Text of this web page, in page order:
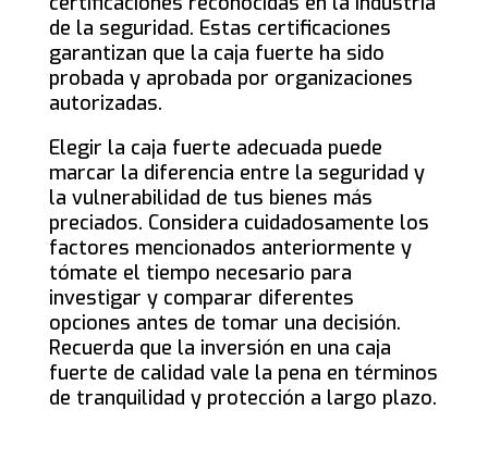
de la seguridad. Estas certificaciones
garantizan que la caja fuerte ha sido
probada y aprobada por organizaciones
autorizadas.
Elegir la caja fuerte adecuada puede
marcar la diferencia entre la seguridad y
la vulnerabilidad de tus bienes más
preciados. Considera cuidadosamente los
factores mencionados anteriormente y
tómate el tiempo necesario para
investigar y comparar diferentes
opciones antes de tomar una decisión.
Recuerda que la inversión en una caja
fuerte de calidad vale la pena en términos
de tranquilidad y protección a largo plazo.